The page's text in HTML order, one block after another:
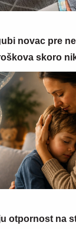
novac pre
skoro
otpornost na